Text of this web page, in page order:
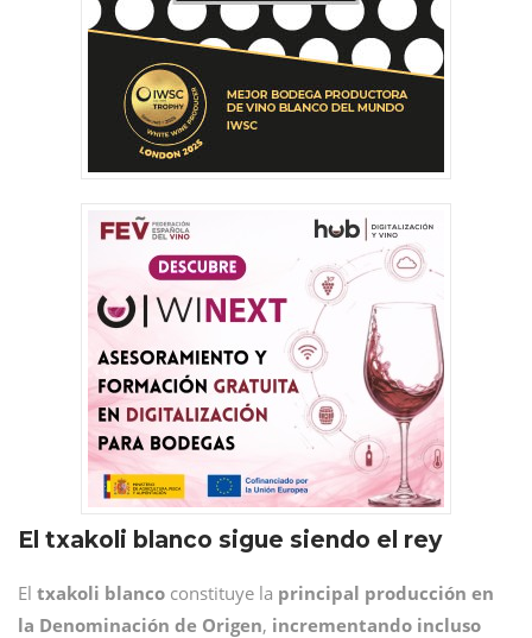
El txakoli blanco sigue siendo el rey
El txakoli blanco constituye la principal producción en
la Denominación de Origen, incrementando incluso